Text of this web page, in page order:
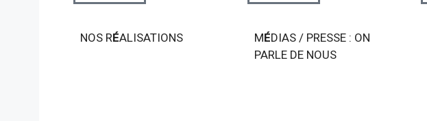
NOS RÉALISATIONS MÉDIAS / PRESSE : ON
PARLE DE NOUS